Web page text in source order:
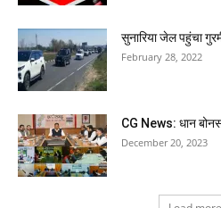
सुनारिया जेल पहुंचा
February 28, 2022
CG News: धान
December 20, 2023